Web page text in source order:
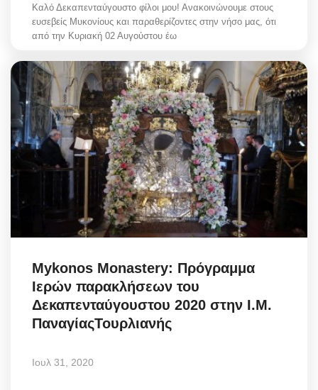
Καλό Δεκαπενταύγουστο φίλοι μου! Ανακοινώνουμε στους
ευσεβείς Μυκονίους και παραθερίζοντες στην νήσο μας, ότι
από την Κυριακή 02 Αυγούστου έω
Mykonos Monastery: Πρόγραμμα
Ιερών παρακλήσεων του
Δεκαπενταύγουστου 2020 στην Ι.Μ.
ΠαναγίαςΤουρλιανής
Ιουλ 31, 2020